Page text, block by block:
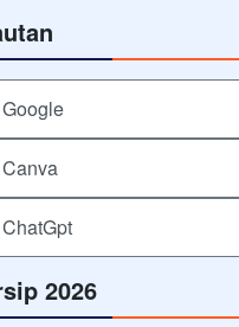
Google
Canva
ChatGpt
2026